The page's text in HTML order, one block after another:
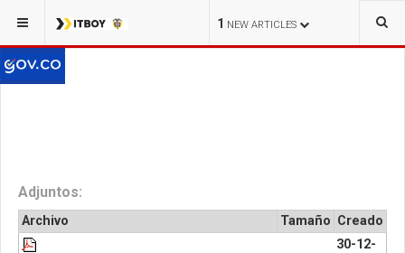
1 NEW ARTICLES
Adjuntos:
Archivo Tamaño Creado
30-12-